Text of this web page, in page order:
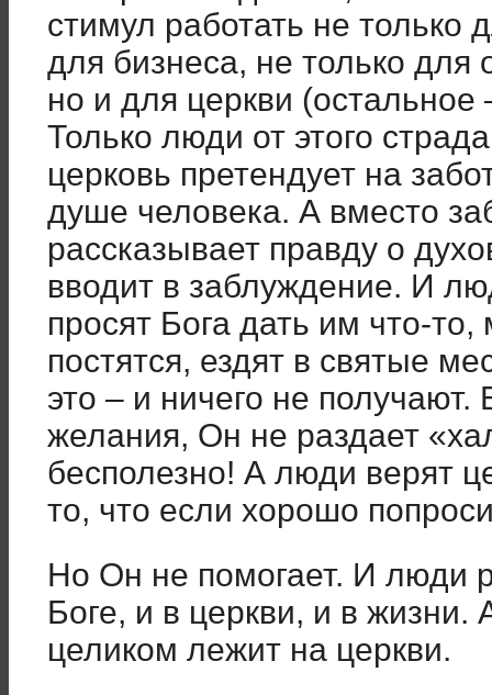
стимул работать не только
для бизнеса, не только для
но и для церкви
Только люди от этого
церковь претендует на
душе человека. А вместо
рассказывает правду о
вводит в заблуждение. И
просят Бога дать им что-
постятся, ездят в святые
это – и ничего не получают.
желания, Он не раздает
бесполезно! А люди верят
то, что если хорошо
Но Он не помогает. И люди
Боге, и в церкви, и в жизни.
целиком лежит на церкви.